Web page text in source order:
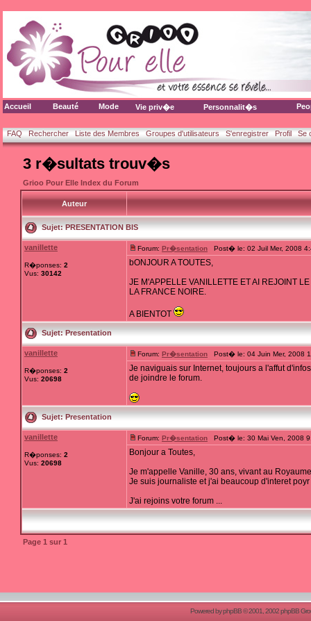
Accueil Beauté Mode Vie priv�e Personnalit�s
FAQ Rechercher Liste des Membres Groupes d'utilisateurs S'enregistrer Profil Se
3 r�sultats trouv�s
Grioo Pour Elle Index du Forum
Auteur
Sujet:PRESENTATION BIS
vanillette
R�ponses: 2
Vus: 30142
Forum: Pr�sentation Post� le: 02 Juil Mer, 2008
bONJOUR A TOUTES,
JE M'APPELLE VANILLETTE ET AI REJOINT
LA FRANCE NOIRE.
A BIENTOT
Sujet:Presentation
vanillette
R�ponses: 2
Vus: 20698
Forum: Pr�sentation Post� le: 04 Juin Mer, 2008
Je naviguais sur Internet, toujours a l'affut
de joindre le forum.
Sujet:Presentation
vanillette
R�ponses: 2
Vus: 20698
Forum: Pr�sentation Post� le: 30 Mai Ven, 2008
Bonjour a Toutes,
Je m'appelle Vanille, 30 ans, vivant au
Je suis journaliste et j'ai beaucoup d'interet
J'ai rejoins votre forum ...
Page 1 sur 1
Powered byphpBB© 2001, 2002 phpBB